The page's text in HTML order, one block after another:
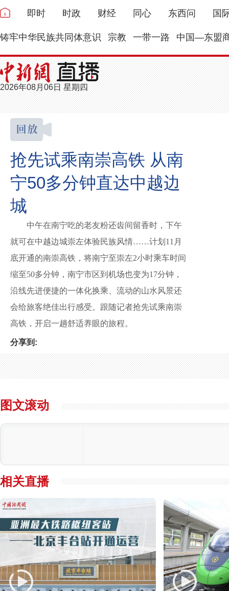
即时 时政 财经 同心 东西问 国
铸牢中华民族共同体意识 宗教 一带一路 中国—东盟
2026年08月06日 星期四
抢先试乘南崇高铁 从南
宁50多分钟直达中越边
城
中午在南宁吃的老友粉还齿间留香时，下午
就可在中越边城崇左体验民族风情……计划11月
底开通的南崇高铁，将南宁至崇左2小时乘车时间
缩至50多分钟，南宁市区到机场也变为17分钟，
沿线先进便捷的一体化换乘、流动的山水风景还
会给旅客绝佳出行感受。跟随记者抢先试乘南崇
高铁，开启一趟舒适养眼的旅程。
分享到:
图文滚动
相关直播